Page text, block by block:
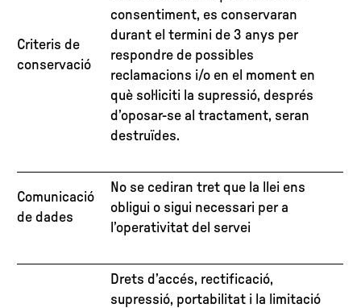
Criteris de
conservació
consentiment, es conservaran
durant el termini de 3 anys per
respondre de possibles
reclamacions i/o en el moment en
què sol·liciti la supressió, després
d’oposar-se al tractament, seran
destruïdes.
Comunicació
de dades
No se cediran tret que la llei ens
obligui o sigui necessari per a
l’operativitat del servei
Drets d’accés, rectificació,
supressió, portabilitat i la limitació